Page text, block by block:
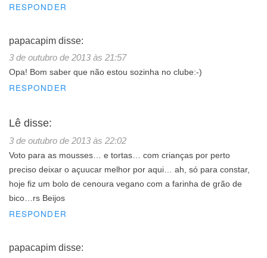
RESPONDER
papacapim disse:
3 de outubro de 2013 às 21:57
Opa! Bom saber que não estou sozinha no clube:-)
RESPONDER
Lê disse:
3 de outubro de 2013 às 22:02
Voto para as mousses… e tortas… com crianças por perto
preciso deixar o açuucar melhor por aqui… ah, só para constar,
hoje fiz um bolo de cenoura vegano com a farinha de grão de
bico…rs Beijos
RESPONDER
papacapim disse: